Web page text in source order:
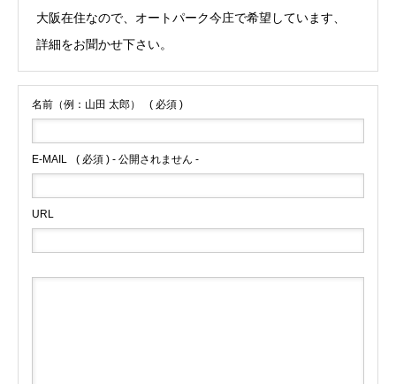
大阪在住なので、オートパーク今庄で希望しています、
詳細をお聞かせ下さい。
名前（例：山田 太郎） ( 必須 )
E-MAIL ( 必須 ) - 公開されません -
URL